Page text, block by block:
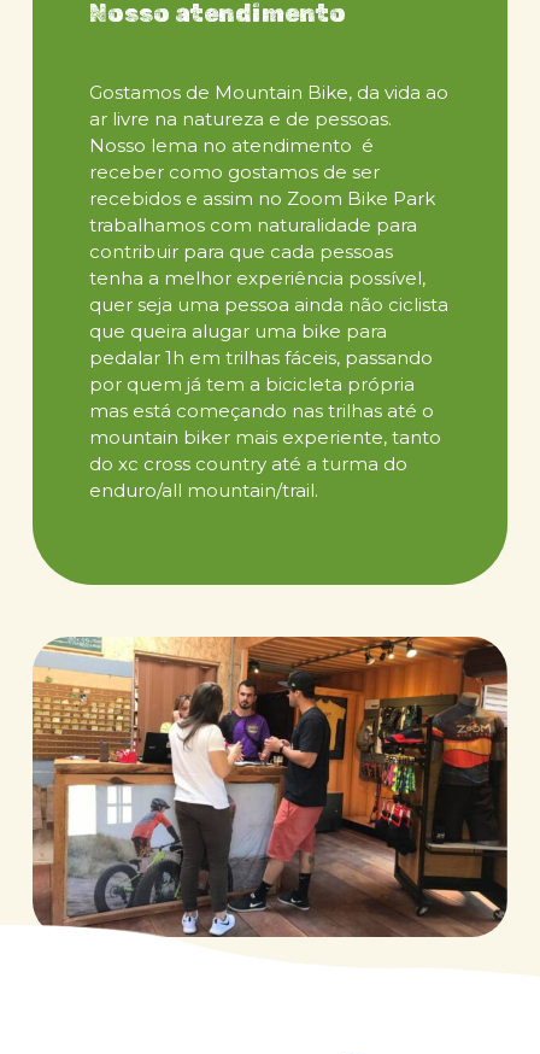
Além de nossa vontade por melhorar as trilhas e
de gestão de riscos e nos mantemos atualizados
constantemente em primeiros socorros.
E tem um tanto de histórias para aualizar aqui,
agurdem…
Nosso atendimento
Gostamos de Mountain Bike, da vida ao
ar livre na natureza e de pessoas.
Nosso lema no atendimento é
receber como gostamos de ser
recebidos e assim no Zoom Bike Park
trabalhamos com naturalidade para
contribuir para que cada pessoas
tenha a melhor experiência possível,
quer seja uma pessoa ainda não ciclista
que queira alugar uma bike para
pedalar 1h em trilhas fáceis, passando
por quem já tem a bicicleta própria
mas está começando nas trilhas até o
mountain biker mais experiente, tanto
do xc cross country até a turma do
enduro/all mountain/trail.